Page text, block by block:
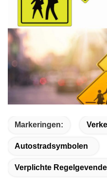
Markeringen:
Autostradsymbolen
Verplichte